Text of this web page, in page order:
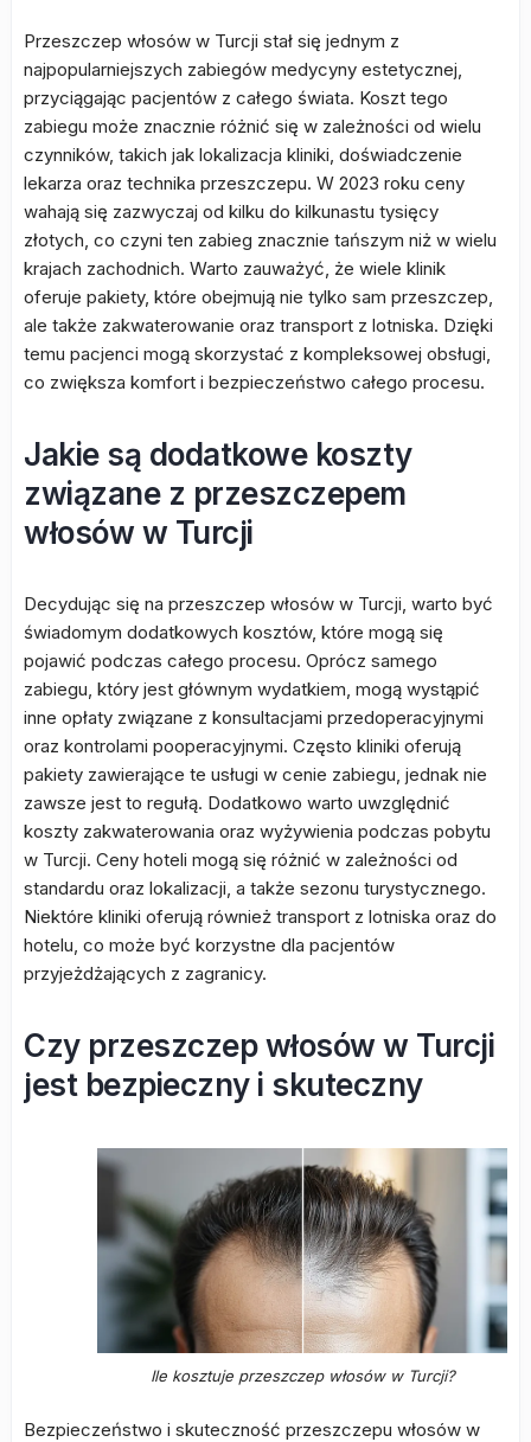
Przeszczep włosów w Turcji stał się jednym z
najpopularniejszych zabiegów medycyny estetycznej,
przyciągając pacjentów z całego świata. Koszt tego
zabiegu może znacznie różnić się w zależności od wielu
czynników, takich jak lokalizacja kliniki, doświadczenie
lekarza oraz technika przeszczepu. W 2023 roku ceny
wahają się zazwyczaj od kilku do kilkunastu tysięcy
złotych, co czyni ten zabieg znacznie tańszym niż w wielu
krajach zachodnich. Warto zauważyć, że wiele klinik
oferuje pakiety, które obejmują nie tylko sam przeszczep,
ale także zakwaterowanie oraz transport z lotniska. Dzięki
temu pacjenci mogą skorzystać z kompleksowej obsługi,
co zwiększa komfort i bezpieczeństwo całego procesu.
Jakie są dodatkowe koszty
związane z przeszczepem
włosów w Turcji
Decydując się na przeszczep włosów w Turcji, warto być
świadomym dodatkowych kosztów, które mogą się
pojawić podczas całego procesu. Oprócz samego
zabiegu, który jest głównym wydatkiem, mogą wystąpić
inne opłaty związane z konsultacjami przedoperacyjnymi
oraz kontrolami pooperacyjnymi. Często kliniki oferują
pakiety zawierające te usługi w cenie zabiegu, jednak nie
zawsze jest to regułą. Dodatkowo warto uwzględnić
koszty zakwaterowania oraz wyżywienia podczas pobytu
w Turcji. Ceny hoteli mogą się różnić w zależności od
standardu oraz lokalizacji, a także sezonu turystycznego.
Niektóre kliniki oferują również transport z lotniska oraz do
hotelu, co może być korzystne dla pacjentów
przyjeżdżających z zagranicy.
Czy przeszczep włosów w Turcji
jest bezpieczny i skuteczny
Ile kosztuje przeszczep włosów w Turcji?
Bezpieczeństwo i skuteczność przeszczepu włosów w